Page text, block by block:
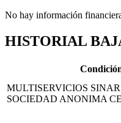
No hay información
HISTORIAL
MULTISERVICIOS
SOCIEDAD ANONIMA